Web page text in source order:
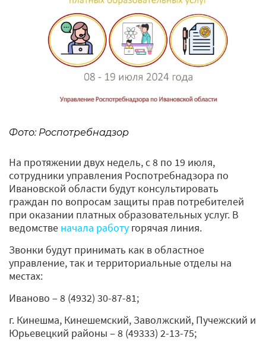
Фото: Роспотребнадзор
На протяжении двух недель, с 8 по 19 июля,
сотрудники управления Роспотребнадзора по
Ивановской области будут консультировать
граждан по вопросам защиты прав потребителей
при оказании платных образовательных услуг. В
ведомстве начала работу горячая линия.
Звонки будут принимать как в областное
управление, так и территориальные отделы на
местах:
Иваново ‒ 8 (4932) 30-87-81;
г. Кинешма, Кинешемский, Заволжский, Пучежский и
Юрьевецкий районы ‒ 8 (49333) 2-13-75;